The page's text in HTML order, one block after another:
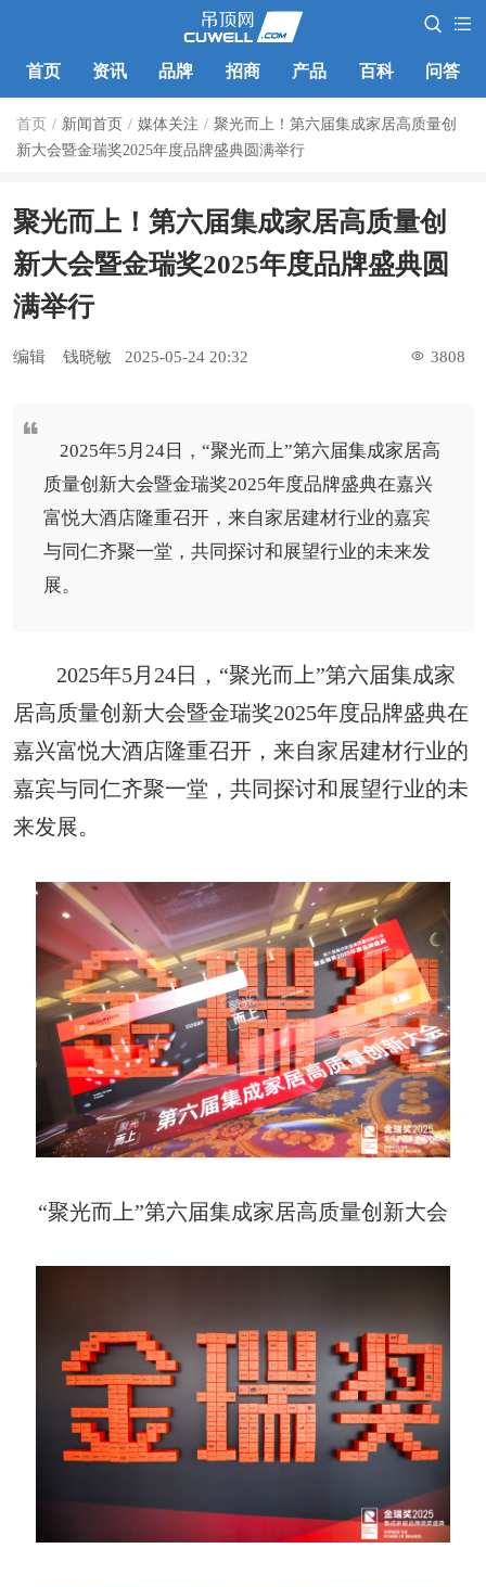
首页 资讯 品牌 招商 产品 百科 问答
首页 / 新闻首页 / 媒体关注 / 聚光而上！第六届集成家居高质量创
新大会暨金瑞奖2025年度品牌盛典圆满举行
聚光而上！第六届集成家居高质量创
新大会暨金瑞奖2025年度品牌盛典圆
满举行
编辑 钱晓敏 2025-05-24 20:32 3808
2025年5月24日，“聚光而上”第六届集成家居高
质量创新大会暨金瑞奖2025年度品牌盛典在嘉兴
富悦大酒店隆重召开，来自家居建材行业的嘉宾
与同仁齐聚一堂，共同探讨和展望行业的未来发
展。
2025年5月24日，“聚光而上”第六届集成家
居高质量创新大会暨金瑞奖2025年度品牌盛典在
嘉兴富悦大酒店隆重召开，来自家居建材行业的
嘉宾与同仁齐聚一堂，共同探讨和展望行业的未
来发展。
“聚光而上”第六届集成家居高质量创新大会